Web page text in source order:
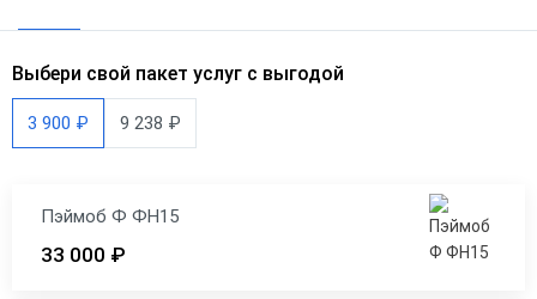
Выбери свой пакет услуг с выгодой
3 900 ₽ 9 238 ₽
Пэймоб Ф ФН15
33 000 ₽